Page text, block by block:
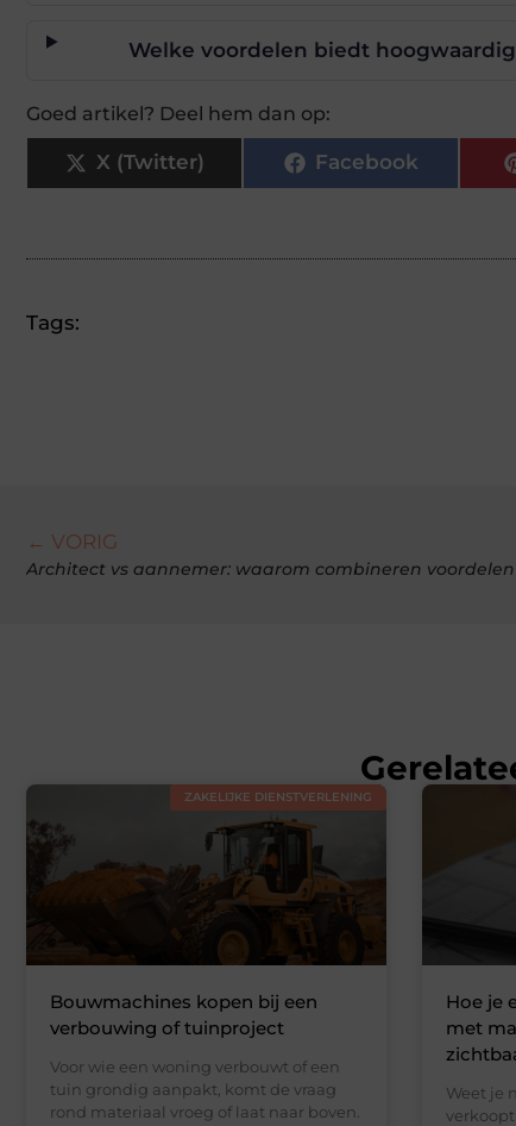
Welke voordelen biedt
Goed artikel? Deel hem dan op:
X (Twitter) Facebook
Tags:
← VORIG
ZAKELIJKE DIENSTVERLENING
Bouwmachines kopen bij een
verbouwing of tuinproject
Voor wie een woning verbouwt of een
tuin grondig aanpakt, komt de vraag
rond materiaal vroeg of laat naar boven.
Hoe je
met
Weet je